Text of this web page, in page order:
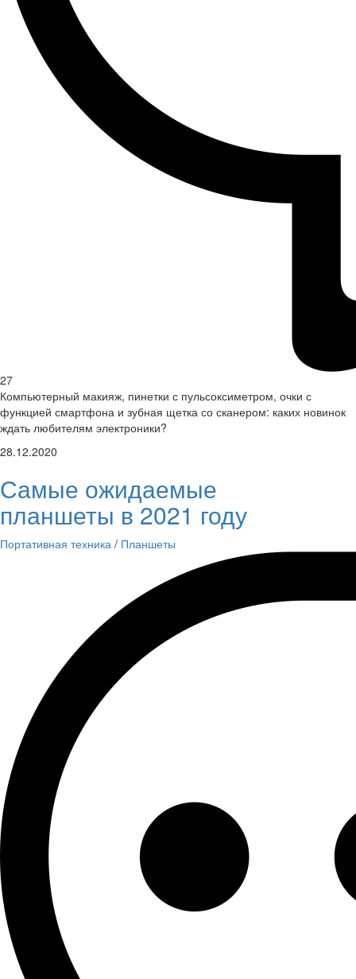
27
Компьютерный макияж, пинетки с пульсоксиметром, очки с
функцией смартфона и зубная щетка со сканером: каких новинок
ждать любителям электроники?
28.12.2020
Самые ожидаемые
планшеты в 2021 году
Портативная техника / Планшеты